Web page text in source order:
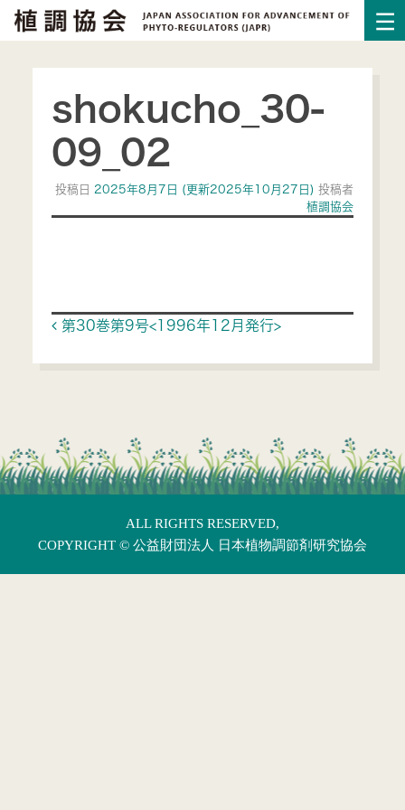
shokucho_30-
09_02
投稿日 2025年8月7日 (更新2025年10月27日)投稿者
植調協会
Post navigation
第30巻第9号<1996年12月発行>
ALL RIGHTS RESERVED,
COPYRIGHT © 公益財団法人 日本植物調節剤研究協会